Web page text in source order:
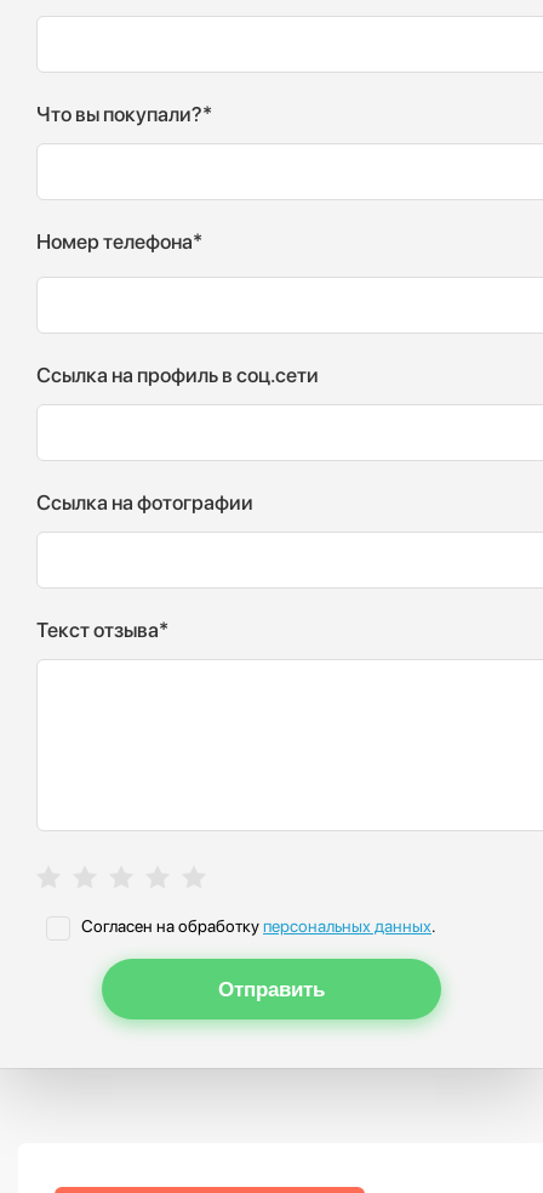
Что вы покупали?*
Номер телефона*
Ссылка на профиль в соц.сети
Ссылка на фотографии
Текст отзыва*
Согласен на обработкуперсональных данных.
Отправить